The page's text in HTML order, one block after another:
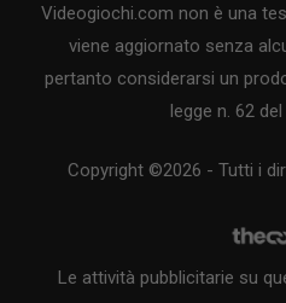
Videogiochi.com non è una
viene aggiornato senza
pertanto considerarsi un
legge n. 62 del
Copyright ©2026 - Tutti i
Le attività pubblicitarie su